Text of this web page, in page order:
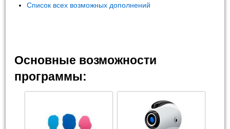
Список всех возможных дополнений
Основные возможности
программы: